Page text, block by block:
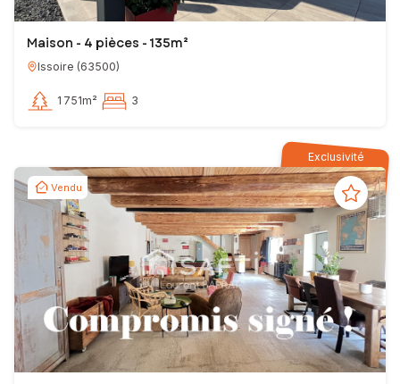
Maison - 4 pièces - 135m²
Issoire (63500)
1 751m² 3
Exclusivité
Vendu